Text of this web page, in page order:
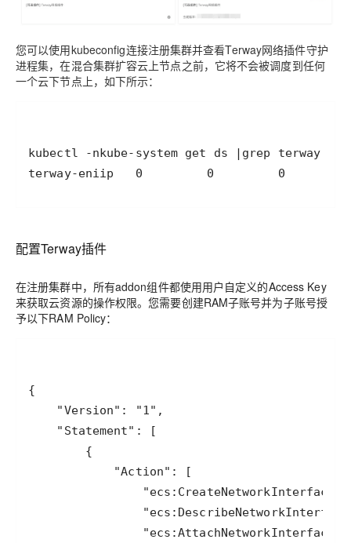
您可以使用kubeconfig连接注册集群并查看Terway网络插件守护
进程集，在混合集群扩容云上节点之前，它将不会被调度到任何
一个云下节点上，如下所示：
terway-eniip   0         0         0       0
配置Terway插件
在注册集群中，所有addon组件都使用用户自定义的Access Key
来获取云资源的操作权限。您需要创建RAM子账号并为子账号授
予以下RAM Policy：